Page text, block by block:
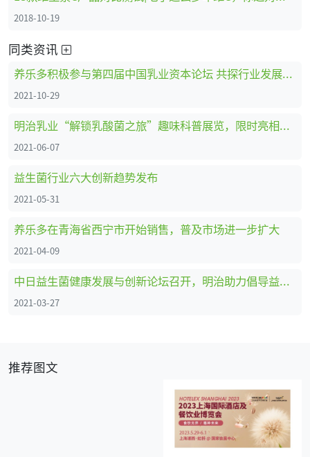
2018-10-19
同类资讯
养乐多积极参与第四届中国乳业资本论坛 共探行业发展新格局
2021-10-29
明治乳业“解锁乳酸菌之旅”趣味科普展览，限时亮相虹桥南丰城
2021-06-07
益生菌行业六大创新趋势发布
2021-05-31
养乐多在青海省西宁市开始销售，普及市场进一步扩大
2021-04-09
中日益生菌健康发展与创新论坛召开，明治助力倡导益生菌健康法
2021-03-27
推荐图文